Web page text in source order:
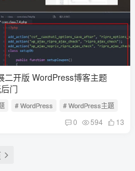
二开版 WordPress博客主题
门
# WordPress # WordPress主题
0 594 13